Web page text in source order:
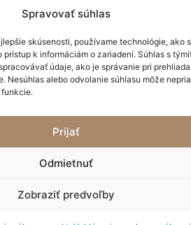
Spravovať súhlas
skúsenosti, používame technológie, ako
k informáciám o zariadení. Súhlas s
údaje, ako je správanie pri
Nesúhlas alebo odvolanie súhlasu môže
Prijať
Odmietnuť
Zobraziť predvoľby